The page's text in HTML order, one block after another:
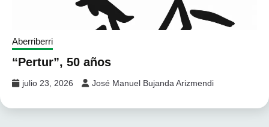
Aberriberri
“Pertur”, 50 años
julio 23, 2026 José Manuel Bujanda Arizmendi